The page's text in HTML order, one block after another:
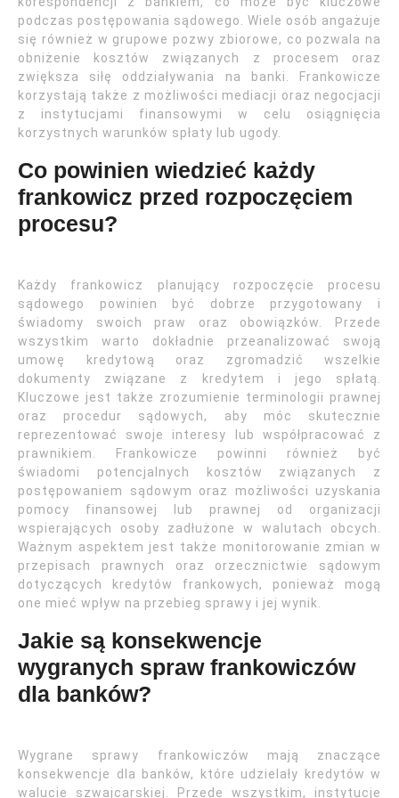
podczas postępowania sądowego. Wiele osób angażuje
się również w grupowe pozwy zbiorowe, co pozwala na
obniżenie kosztów związanych z procesem oraz
zwiększa siłę oddziaływania na banki. Frankowicze
korzystają także z możliwości mediacji oraz negocjacji
z instytucjami finansowymi w celu osiągnięcia
korzystnych warunków spłaty lub ugody.
Co powinien wiedzieć każdy
frankowicz przed rozpoczęciem
procesu?
Każdy frankowicz planujący rozpoczęcie procesu
sądowego powinien być dobrze przygotowany i
świadomy swoich praw oraz obowiązków. Przede
wszystkim warto dokładnie przeanalizować swoją
umowę kredytową oraz zgromadzić wszelkie
dokumenty związane z kredytem i jego spłatą.
Kluczowe jest także zrozumienie terminologii prawnej
oraz procedur sądowych, aby móc skutecznie
reprezentować swoje interesy lub współpracować z
prawnikiem. Frankowicze powinni również być
świadomi potencjalnych kosztów związanych z
postępowaniem sądowym oraz możliwości uzyskania
pomocy finansowej lub prawnej od organizacji
wspierających osoby zadłużone w walutach obcych.
Ważnym aspektem jest także monitorowanie zmian w
przepisach prawnych oraz orzecznictwie sądowym
dotyczących kredytów frankowych, ponieważ mogą
one mieć wpływ na przebieg sprawy i jej wynik.
Jakie są konsekwencje
wygranych spraw frankowiczów
dla banków?
Wygrane sprawy frankowiczów mają znaczące
konsekwencje dla banków, które udzielały kredytów w
walucie szwajcarskiej. Przede wszystkim, instytucje